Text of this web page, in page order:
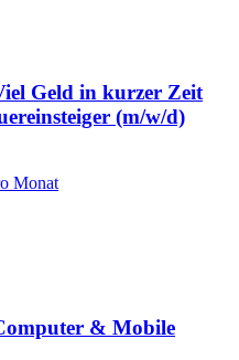
Geld in kurzer Zeit
(m/w/d)
Monat
& Mobile